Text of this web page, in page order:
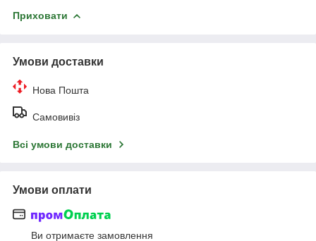
Приховати
Умови доставки
Нова Пошта
Самовивіз
Всі умови доставки
Умови оплати
Ви отримаєте замовлення